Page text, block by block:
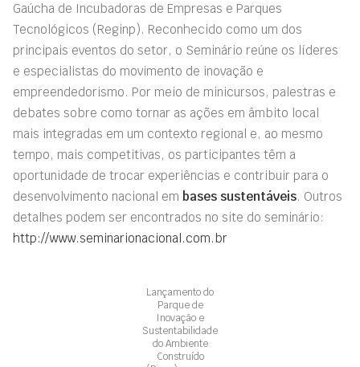
Gaúcha de Incubadoras de Empresas e Parques
Tecnológicos (Reginp). Reconhecido como um dos
principais eventos do setor, o Seminário reúne os líderes
e especialistas do movimento de inovação e
empreendedorismo. Por meio de minicursos, palestras e
debates sobre como tornar as ações em âmbito local
mais integradas em um contexto regional e, ao mesmo
tempo, mais competitivas, os participantes têm a
oportunidade de trocar experiências e contribuir para o
desenvolvimento nacional em bases sustentáveis. Outros
detalhes podem ser encontrados no site do seminário:
http://www.seminarionacional.com.br
Lançamento do
Parque de
Inovação e
Sustentabilidade
do Ambiente
Construído